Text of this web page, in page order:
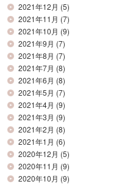
2021年12月 (5)
2021年11月 (7)
2021年10月 (9)
2021年9月 (7)
2021年8月 (7)
2021年7月 (8)
2021年6月 (8)
2021年5月 (7)
2021年4月 (9)
2021年3月 (9)
2021年2月 (8)
2021年1月 (6)
2020年12月 (5)
2020年11月 (9)
2020年10月 (9)